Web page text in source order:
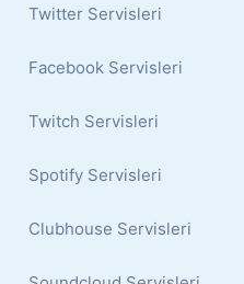
Twitter Servisleri
Facebook Servisleri
Twitch Servisleri
Spotify Servisleri
Clubhouse Servisleri